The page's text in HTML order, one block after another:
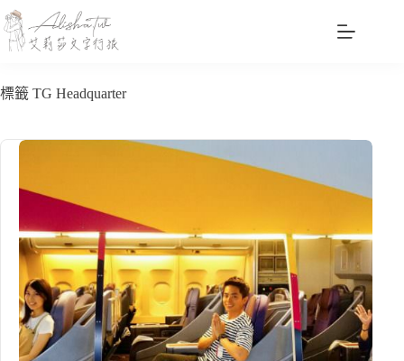
跳
至
主
內
標籤 TG Headquarter